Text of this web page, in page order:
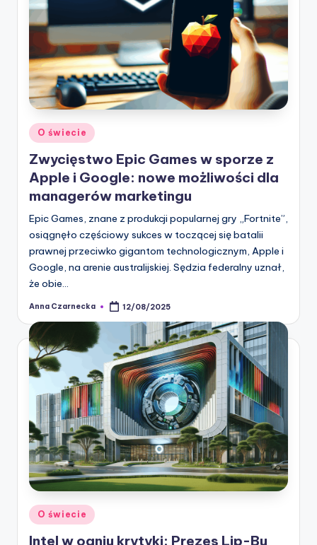
Posted
in
O świecie
Zwycięstwo Epic Games w sporze z
Apple i Google: nowe możliwości dla
managerów marketingu
Epic Games, znane z produkcji popularnej gry „Fortnite”,
osiągnęło częściowy sukces w toczącej się batalii
prawnej przeciwko gigantom technologicznym, Apple i
Google, na arenie australijskiej. Sędzia federalny uznał,
że obie…
Posted
Anna Czarnecka 12/08/2025
Posted
in
O świecie
Intel w ogniu krytyki: Prezes Lip-Bu